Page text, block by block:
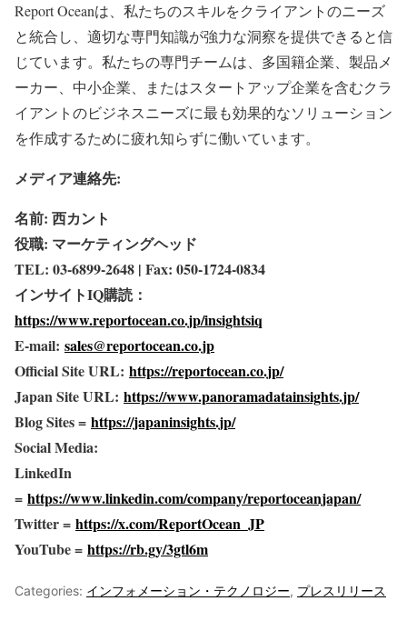
Report Oceanは、私たちのスキルをクライアントのニーズ
と統合し、適切な専門知識が強力な洞察を提供できると信
じています。私たちの専門チームは、多国籍企業、製品メ
ーカー、中小企業、またはスタートアップ企業を含むクラ
イアントのビジネスニーズに最も効果的なソリューション
を作成するために疲れ知らずに働いています。
メディア連絡先:
名前: 西カント
役職: マーケティングヘッド
TEL: 03-6899-2648 | Fax: 050-1724-0834
インサイトIQ購読：
https://www.reportocean.co.jp/insightsiq
E-mail: sales@reportocean.co.jp
Official Site URL: https://reportocean.co.jp/
Japan Site URL: https://www.panoramadatainsights.jp/
Blog Sites = https://japaninsights.jp/
Social Media:
LinkedIn
= https://www.linkedin.com/company/reportoceanjapan/
Twitter = https://x.com/ReportOcean_JP
YouTube = https://rb.gy/3gtl6m
Categories: インフォメーション・テクノロジー, プレスリリース